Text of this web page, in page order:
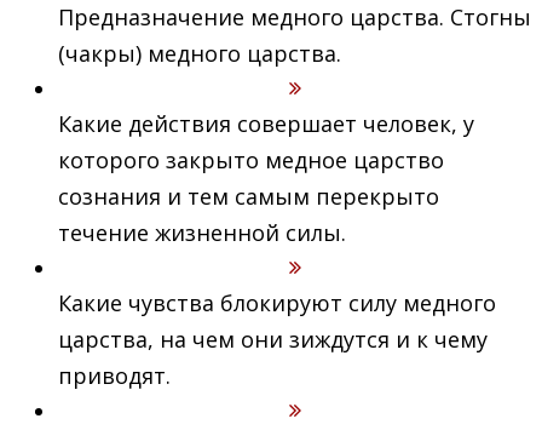
Предназначение медного царства. Стогны
(чакры) медного царства.
Какие действия совершает человек, у
которого закрыто медное царство
сознания и тем самым перекрыто
течение жизненной силы.
Какие чувства блокируют силу медного
царства, на чем они зиждутся и к чему
приводят.